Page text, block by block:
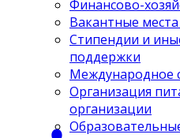
Финансово-
Вакантные
Стипендии и
поддержки
Международное
Организация
организации